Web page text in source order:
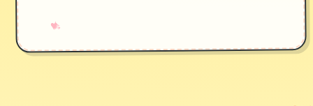
♥
✧
→